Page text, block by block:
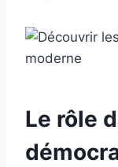
Le rôle